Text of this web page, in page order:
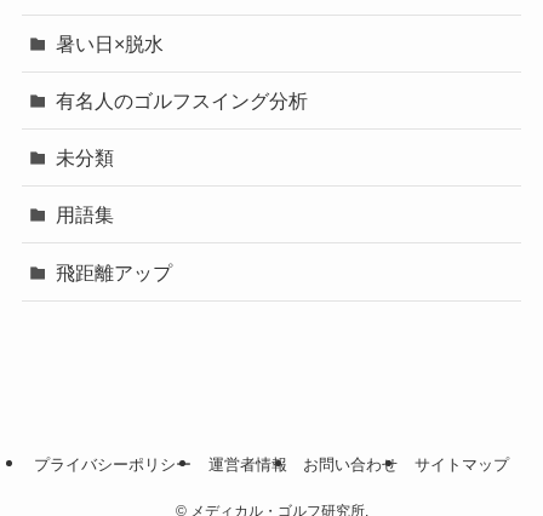
暑い日×脱水
有名人のゴルフスイング分析
未分類
用語集
飛距離アップ
プライバシーポリシー 運営者情報 お問い合わせ サイトマップ
©メディカル・ゴルフ研究所.